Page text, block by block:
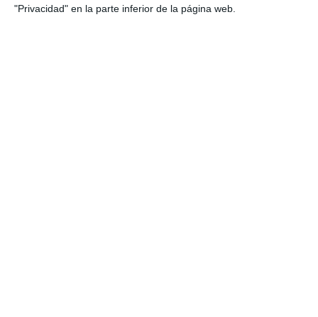
"Privacidad" en la parte inferior de la página web.